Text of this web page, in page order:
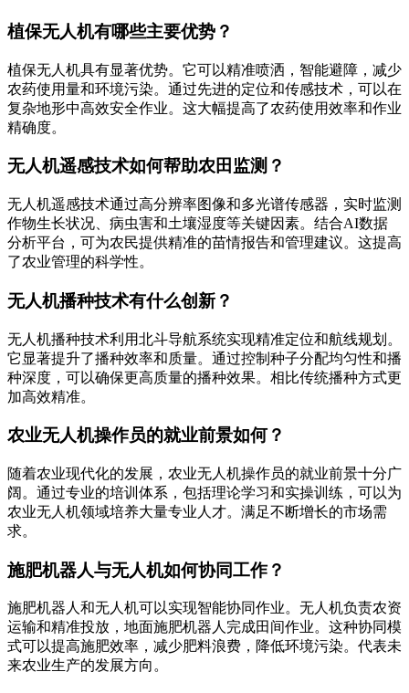
植保无人机有哪些主要优势？
植保无人机具有显著优势。它可以精准喷洒，智能避障，减少
农药使用量和环境污染。通过先进的定位和传感技术，可以在
复杂地形中高效安全作业。这大幅提高了农药使用效率和作业
精确度。
无人机遥感技术如何帮助农田监测？
无人机遥感技术通过高分辨率图像和多光谱传感器，实时监测
作物生长状况、病虫害和土壤湿度等关键因素。结合AI数据
分析平台，可为农民提供精准的苗情报告和管理建议。这提高
了农业管理的科学性。
无人机播种技术有什么创新？
无人机播种技术利用北斗导航系统实现精准定位和航线规划。
它显著提升了播种效率和质量。通过控制种子分配均匀性和播
种深度，可以确保更高质量的播种效果。相比传统播种方式更
加高效精准。
农业无人机操作员的就业前景如何？
随着农业现代化的发展，农业无人机操作员的就业前景十分广
阔。通过专业的培训体系，包括理论学习和实操训练，可以为
农业无人机领域培养大量专业人才。满足不断增长的市场需
求。
施肥机器人与无人机如何协同工作？
施肥机器人和无人机可以实现智能协同作业。无人机负责农资
运输和精准投放，地面施肥机器人完成田间作业。这种协同模
式可以提高施肥效率，减少肥料浪费，降低环境污染。代表未
来农业生产的发展方向。